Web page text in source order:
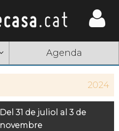
Agenda
2024
Del 31 de juliol al 3 de
novembre